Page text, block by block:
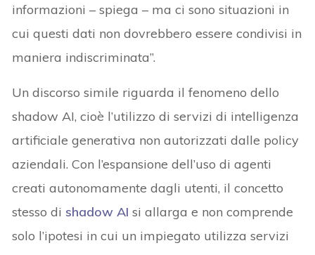
informazioni – spiega – ma ci sono situazioni in
cui questi dati non dovrebbero essere condivisi in
maniera indiscriminata”.
Un discorso simile riguarda il fenomeno dello
shadow AI, cioè l’utilizzo di servizi di intelligenza
artificiale generativa non autorizzati dalle policy
aziendali. Con l’espansione dell’uso di agenti
creati autonomamente dagli utenti, il concetto
stesso di shadow AI si allarga e non comprende
solo l’ipotesi in cui un impiegato utilizza servizi